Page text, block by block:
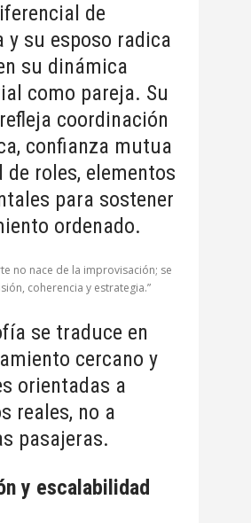
de
y su esposo radica
su dinámica
como pareja. Su
coordinación
confianza mutua
de roles, elementos
para sostener
ordenado.
no nace de la improvisación; se
coherencia y estrategia.”
se traduce en
cercano y
orientadas a
reales, no a
pasajeras.
y escalabilidad